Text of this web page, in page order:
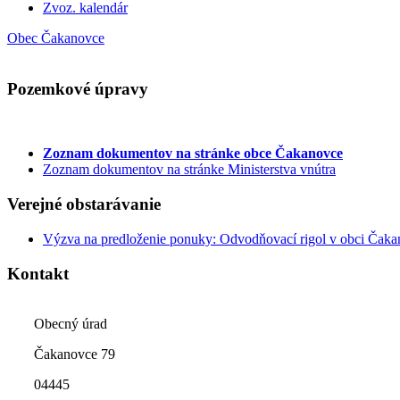
Zvoz. kalendár
Obec Čakanovce
Pozemkové úpravy
Zoznam dokumentov na stránke obce Čakanovce
Zoznam dokumentov na stránke Ministerstva vnútra
Verejné obstarávanie
Výzva na predloženie ponuky: Odvodňovací rigol v obci
Kontakt
Obecný úrad
Čakanovce 79
04445